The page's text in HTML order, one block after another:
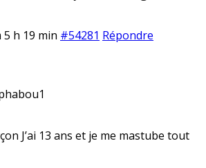
5 h 19 min #54281 Répondre
J’ai 13 ans et je me mastube tout